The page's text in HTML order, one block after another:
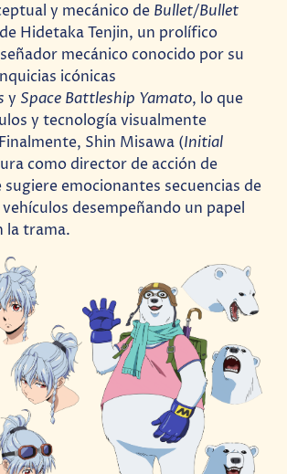
y mecánico de Bullet/Bullet
Hidetaka Tenjin, un prolífico
mecánico conocido por su
icónicas
y Space Battleship Yamato, lo que
y tecnología visualmente
Shin Misawa (Initial
como director de acción de
sugiere emocionantes secuencias de
desempeñando un papel
la trama.